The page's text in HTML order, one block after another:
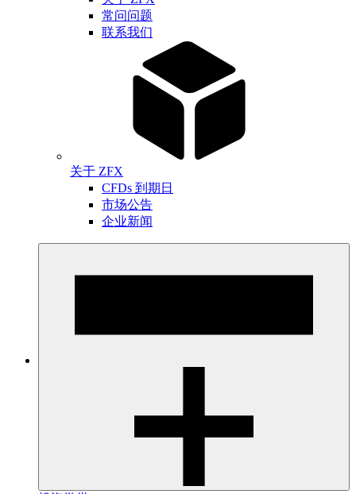
常问问题
联系我们
关于 ZFX
CFDs 到期日
市场公告
企业新闻